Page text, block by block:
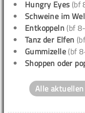
Hungry Eyes(bf
Schweine im
Entkoppeln (bf
Tanz der Elfen
Gummizelle (bf
Shoppen oder
Alle